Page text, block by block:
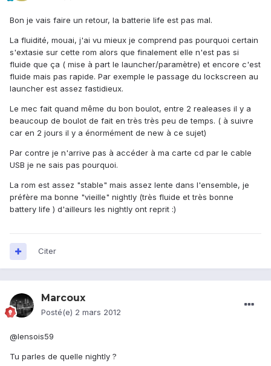
Bon je vais faire un retour, la batterie life est pas mal.
La fluidité, mouai, j'ai vu mieux je comprend pas pourquoi certain
s'extasie sur cette rom alors que finalement elle n'est pas si
fluide que ça ( mise à part le launcher/paramètre) et encore c'est
fluide mais pas rapide. Par exemple le passage du lockscreen au
launcher est assez fastidieux.
Le mec fait quand même du bon boulot, entre 2 realeases il y a
beaucoup de boulot de fait en très très peu de temps. ( à suivre
car en 2 jours il y a énormément de new à ce sujet)
Par contre je n'arrive pas à accéder à ma carte cd par le cable
USB je ne sais pas pourquoi.
La rom est assez "stable" mais assez lente dans l'ensemble, je
préfère ma bonne "vieille" nightly (très fluide et très bonne
battery life ) d'ailleurs les nightly ont reprit :)
Citer
Marcoux
Posté(e) 2 mars 2012
@lensois59
Tu parles de quelle nightly ?